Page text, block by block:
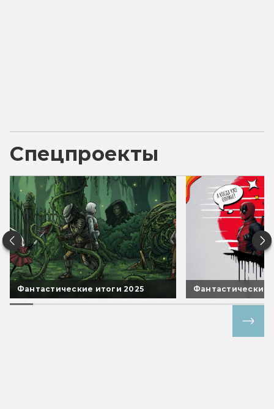
Спецпроекты
Фантастические итоги 2025 Фантастические